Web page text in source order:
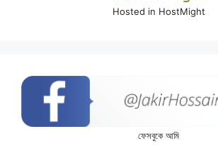
Hosted in HostMight
ফেসবুকে আমি